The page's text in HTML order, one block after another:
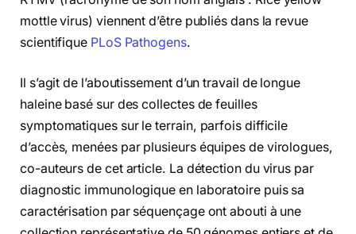
mottle virus) viennent d’être publiés dans la revue
scientifique PLoS Pathogens.
Il s’agit de l’aboutissement d’un travail de longue
haleine basé sur des collectes de feuilles
symptomatiques sur le terrain, parfois difficile
d’accès, menées par plusieurs équipes de virologues,
co-auteurs de cet article. La détection du virus par
diagnostic immunologique en laboratoire puis sa
caractérisation par séquençage ont abouti à une